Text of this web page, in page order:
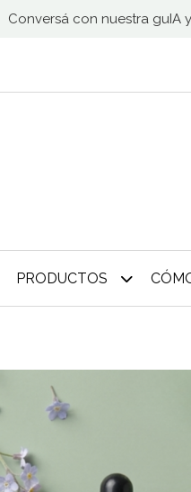
Conversá con nuestra guIA
PRODUCTOS